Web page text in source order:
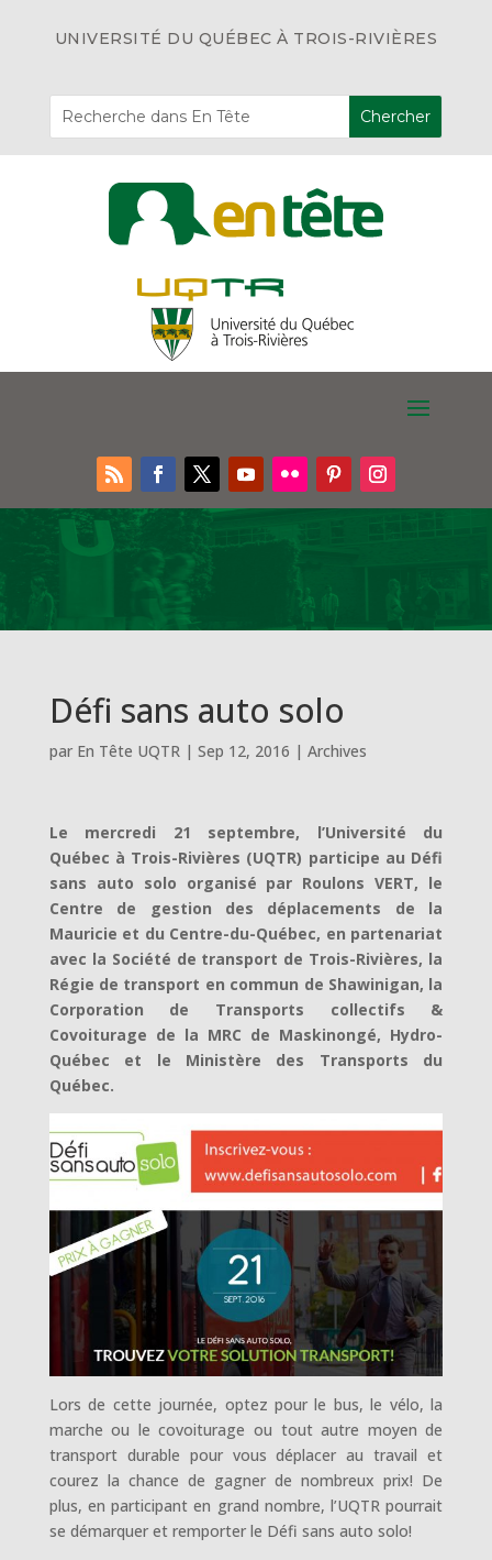
UNIVERSITÉ DU QUÉBEC À TROIS-RIVIÈRES
Défi sans auto solo
par En Tête UQTR| Sep 12, 2016 | Archives
Le mercredi 21 septembre, l’Université du
Québec à Trois-Rivières (UQTR) participe au Défi
sans auto solo organisé par Roulons VERT, le
Centre de gestion des déplacements de la
Mauricie et du Centre-du-Québec, en partenariat
avec la Société de transport de Trois-Rivières, la
Régie de transport en commun de Shawinigan, la
Corporation de Transports collectifs &
Covoiturage de la MRC de Maskinongé, Hydro-
Québec et le Ministère des Transports du
Québec.
Lors de cette journée, optez pour le bus, le vélo, la
marche ou le covoiturage ou tout autre moyen de
transport durable pour vous déplacer au travail et
courez la chance de gagner de nombreux prix! De
plus, en participant en grand nombre, l’UQTR pourrait
se démarquer et remporter le Défi sans auto solo!